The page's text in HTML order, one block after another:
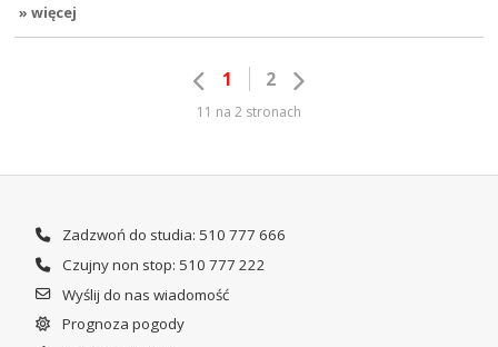
» więcej
1 2
11 na 2 stronach
Zadzwoń do studia: 510 777 666
Czujny non stop: 510 777 222
Wyślij do nas wiadomość
Prognoza pogody